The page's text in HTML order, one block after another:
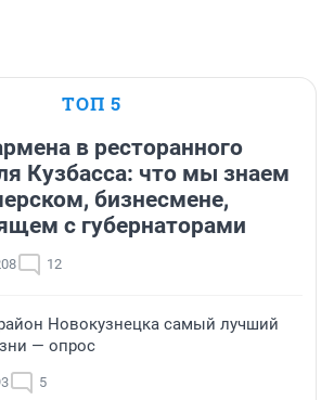
ТОП 5
в ресторанного
Кузбасса: что мы знаем
бизнесмене,
с губернаторами
12
Новокузнецка самый лучший
— опрос
5